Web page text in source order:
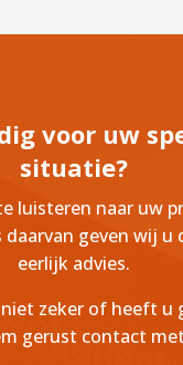
voor uw
situatie?
luisteren naar uw
daarvan geven wij u
eerlijk advies.
zeker of heeft u
gerust contact